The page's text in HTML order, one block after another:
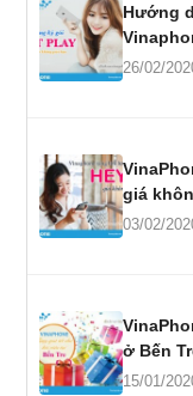
Hướng
26/02/
giá
03/02/
ở Bến
15/01/